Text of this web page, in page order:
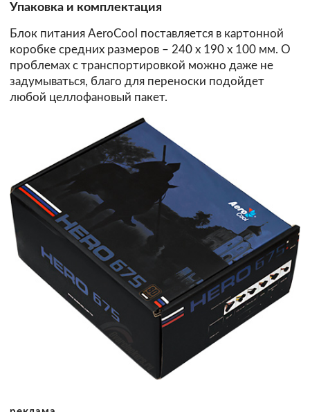
Упаковка и комплектация
Блок питания AeroCool поставляется в картонной
коробке средних размеров – 240 х 190 х 100 мм. О
проблемах с транспортировкой можно даже не
задумываться, благо для переноски подойдет
любой целлофановый пакет.